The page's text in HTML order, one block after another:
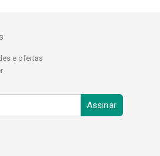
e ofertas
Assinar